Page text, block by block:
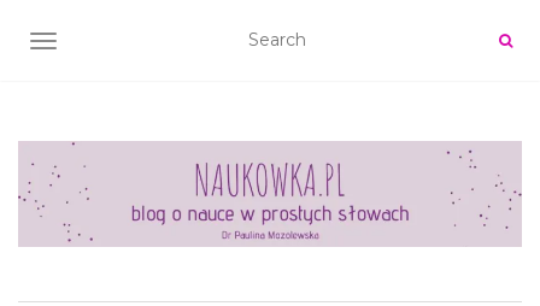
TOGGLE NAVIGATION